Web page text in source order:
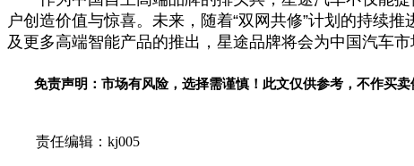
户创造价值与惊喜。未来，随着“双网共修”计划的持续
及更多高端智能产品的推出，星途品牌将会为中国汽车市
免责声明：市场有风险，选择需谨慎！此文仅供参考，不作买卖
责任编辑：kj005